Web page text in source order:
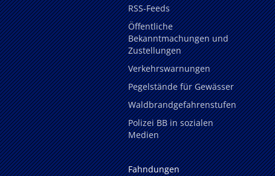
RSS-Feeds
Öffentliche
Bekanntmachungen und
Zustellungen
Verkehrswarnungen
Pegelstände für Gewässer
Waldbrandgefahrenstufen
Polizei BB in sozialen
Medien
Fahndungen